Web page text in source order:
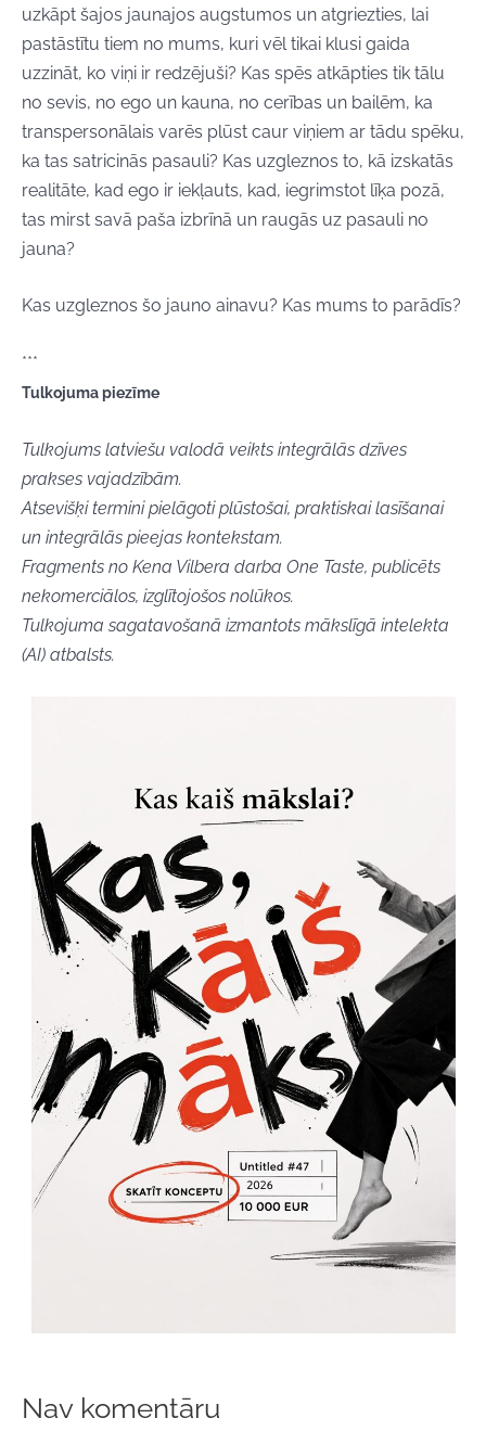
uzkāpt šajos jaunajos augstumos un atgriezties, lai
pastāstītu tiem no mums, kuri vēl tikai klusi gaida
uzzināt, ko viņi ir redzējuši? Kas spēs atkāpties tik tālu
no sevis, no ego un kauna, no cerības un bailēm, ka
transpersonālais varēs plūst caur viņiem ar tādu spēku,
ka tas satricinās pasauli? Kas uzgleznos to, kā izskatās
realitāte, kad ego ir iekļauts, kad, iegrimstot līķa pozā,
tas mirst savā paša izbrīnā un raugās uz pasauli no
jauna?
Kas uzgleznos šo jauno ainavu? Kas mums to parādīs?
***
Tulkojuma piezīme
Tulkojums latviešu valodā veikts integrālās dzīves
prakses vajadzībām.
Atsevišķi termini pielāgoti plūstošai, praktiskai lasīšanai
un integrālās pieejas kontekstam.
Fragments no Kena Vilbera darba One Taste, publicēts
nekomerciālos, izglītojošos nolūkos.
Tulkojuma sagatavošanā izmantots mākslīgā intelekta
(AI) atbalsts.
Nav komentāru